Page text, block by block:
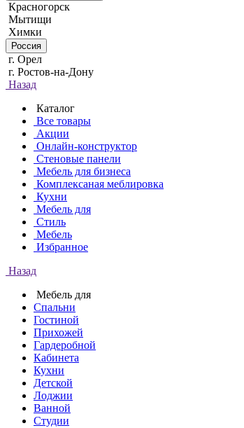
Красногорск
Мытищи
Химки
Россия
г. Орел
г. Ростов-на-Дону
Назад
Каталог
Все товары
Акции
Онлайн-конструктор
Стеновые панели
Мебель для бизнеса
Комплексаная меблировка
Кухни
Мебель для
Стиль
Мебель
Избранное
Назад
Мебель для
Спальни
Гостиной
Прихожей
Гардеробной
Кабинета
Кухни
Детской
Лоджии
Ванной
Студии